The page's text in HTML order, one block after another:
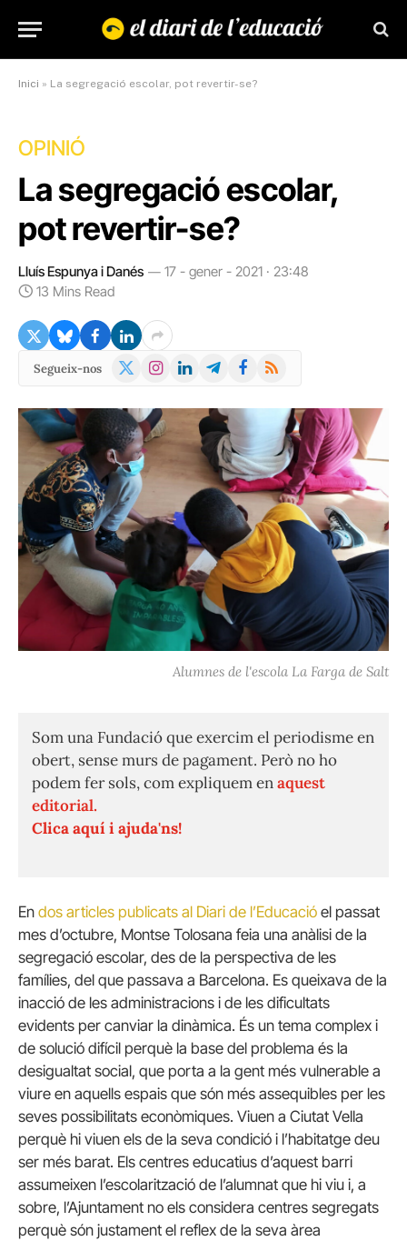
Inici » La segregació escolar, pot revertir-se?
OPINIÓ
La segregació escolar,
pot revertir-se?
Lluís Espunya i Danés
17 - gener - 2021 · 23:48
13 Mins Read
Segueix-nos
X
Instagram
LinkedInTelegramFacebook
RSS
Alumnes de l'escola La Farga de Salt
Som una Fundació que exercim el periodisme en
obert, sense murs de pagament. Però no ho
podem fer sols, com expliquem enaquest
editorial.
Clica aquí i ajuda'ns!
En dos articles publicats al Diari de l’Educació el passat
mes d’octubre, Montse Tolosana feia una anàlisi de la
segregació escolar, des de la perspectiva de les
famílies, del que passava a Barcelona. Es queixava de la
inacció de les administracions i de les dificultats
evidents per canviar la dinàmica. És un tema complex i
de solució difícil perquè la base del problema és la
desigualtat social, que porta a la gent més vulnerable a
viure en aquells espais que són més assequibles per les
seves possibilitats econòmiques. Viuen a Ciutat Vella
perquè hi viuen els de la seva condició i l’habitatge deu
ser més barat. Els centres educatius d’aquest barri
assumeixen l’escolarització de l’alumnat que hi viu i, a
sobre, l’Ajuntament no els considera centres segregats
perquè són justament el reflex de la seva àrea